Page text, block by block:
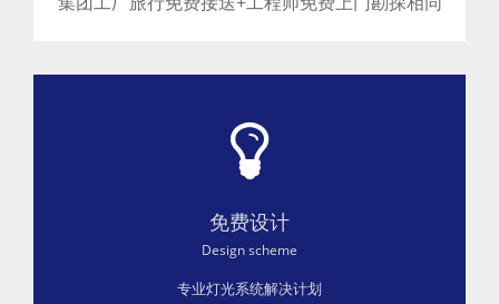
免费设计
Design scheme
专业灯光系统解决计划